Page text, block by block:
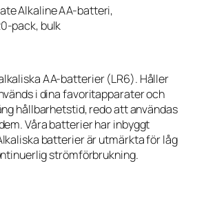
Alkaline AA-batteri,
pack, bulk
AA-batterier (LR6). Håller
i dina favoritapparater och
hållbarhetstid, redo att användas
Våra batterier har inbyggt
batterier är utmärkta för låg
strömförbrukning.